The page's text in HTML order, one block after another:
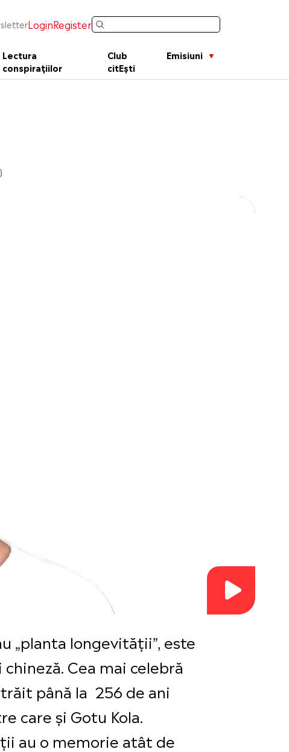
LoginRegister
Lectura
conspirațiilor
Club
citEști
Emisiuni
„planta longevității”, este
Cea mai celebră
până la 256 de ani
care și Gotu Kola.
au o memorie atât de